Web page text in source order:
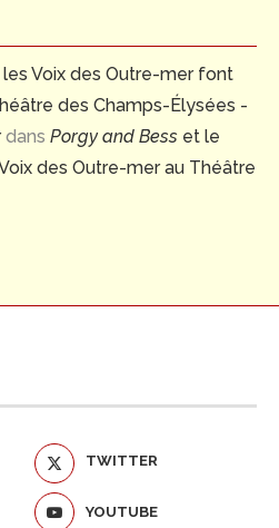
Voix des Outre-mer font
des Champs-Élysées -
dans Porgy and Bess et le
des Outre-mer au Théâtre
TWITTER
YOUTUBE